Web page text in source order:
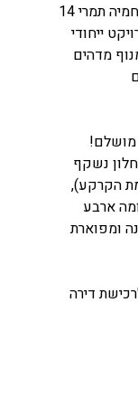
פרויקט "קרן בגבעה" ממוקם במעלה רחוב נחמיה תמרי 14
ייחודי
מדהים
מושלם!
נשקף
(מעל קומת הקרקע),
ארבע
ומפוארת
דירה